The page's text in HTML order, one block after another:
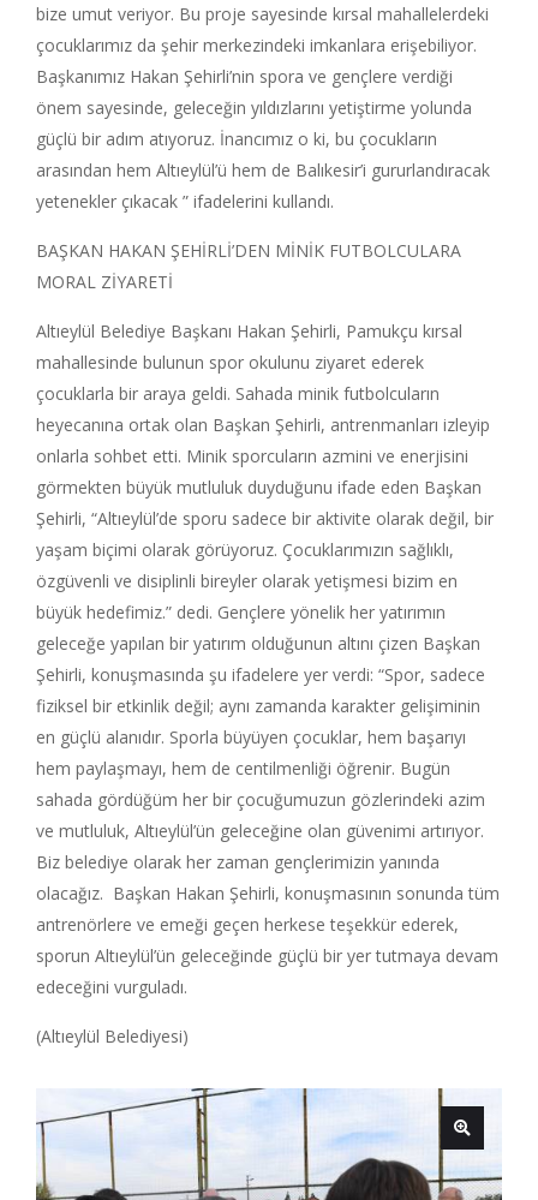
bize umut veriyor. Bu proje sayesinde kırsal mahallelerdeki
çocuklarımız da şehir merkezindeki imkanlara erişebiliyor.
Başkanımız Hakan Şehirli’nin spora ve gençlere verdiği
önem sayesinde, geleceğin yıldızlarını yetiştirme yolunda
güçlü bir adım atıyoruz. İnancımız o ki, bu çocukların
arasından hem Altıeylül’ü hem de Balıkesir’i gururlandıracak
yetenekler çıkacak ” ifadelerini kullandı.
BAŞKAN HAKAN ŞEHİRLİ’DEN MİNİK FUTBOLCULARA
MORAL ZİYARETİ
Altıeylül Belediye Başkanı Hakan Şehirli, Pamukçu kırsal
mahallesinde bulunun spor okulunu ziyaret ederek
çocuklarla bir araya geldi. Sahada minik futbolcuların
heyecanına ortak olan Başkan Şehirli, antrenmanları izleyip
onlarla sohbet etti. Minik sporcuların azmini ve enerjisini
görmekten büyük mutluluk duyduğunu ifade eden Başkan
Şehirli, “Altıeylül’de sporu sadece bir aktivite olarak değil, bir
yaşam biçimi olarak görüyoruz. Çocuklarımızın sağlıklı,
özgüvenli ve disiplinli bireyler olarak yetişmesi bizim en
büyük hedefimiz.” dedi. Gençlere yönelik her yatırımın
geleceğe yapılan bir yatırım olduğunun altını çizen Başkan
Şehirli, konuşmasında şu ifadelere yer verdi: “Spor, sadece
fiziksel bir etkinlik değil; aynı zamanda karakter gelişiminin
en güçlü alanıdır. Sporla büyüyen çocuklar, hem başarıyı
hem paylaşmayı, hem de centilmenliği öğrenir. Bugün
sahada gördüğüm her bir çocuğumuzun gözlerindeki azim
ve mutluluk, Altıeylül’ün geleceğine olan güvenimi artırıyor.
Biz belediye olarak her zaman gençlerimizin yanında
olacağız. Başkan Hakan Şehirli, konuşmasının sonunda tüm
antrenörlere ve emeği geçen herkese teşekkür ederek,
sporun Altıeylül’ün geleceğinde güçlü bir yer tutmaya devam
edeceğini vurguladı.
(Altıeylül Belediyesi)